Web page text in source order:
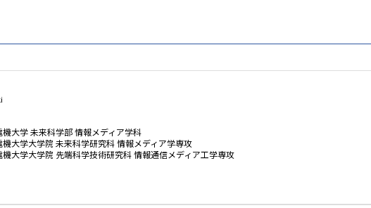
機大学 未来科学部 情報メディア学科
機大学大学院 未来科学研究科 情報メディア学専攻
機大学大学院 先端科学技術研究科 情報通信メディア工学専攻